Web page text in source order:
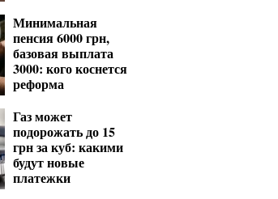
Минимальная
пенсия 6000 грн,
базовая выплата
3000: кого коснется
реформа
Газ может
подорожать до 15
грн за куб: какими
будут новые
платежки